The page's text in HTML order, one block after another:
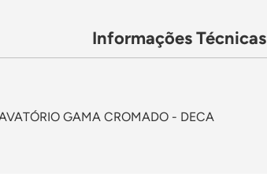
Informações Técnicas
GAMA CROMADO - DECA